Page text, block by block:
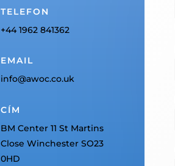
TELEFON
+44 1962 841362
EMAIL
info@awoc.co.uk
CÍM
BM Center 11 St Martins
Close Winchester SO23
0HD